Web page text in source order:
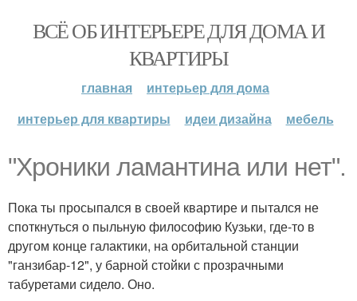
ВСЁ ОБ ИНТЕРЬЕРЕ ДЛЯ ДОМА И
КВАРТИРЫ
главная
интерьер для дома
интерьер для квартиры
идеи дизайна мебель
"Хроники ламантина или нет".
Пока ты просыпался в своей квартире и пытался не
споткнуться о пыльную философию Кузьки, где-то в
другом конце галактики, на орбитальной станции
"ганзибар-12", у барной стойки с прозрачными
табуретами сидело. Оно.